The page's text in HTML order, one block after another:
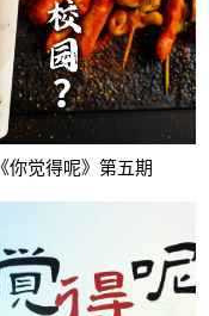
《你觉得呢》第五期